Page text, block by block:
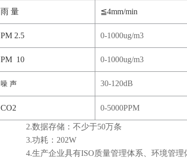
雨 量 ≦4mm/min
PM 2.5 0-1000ug/m3
PM 10 0-1000ug/m3
噪 声 30-120dB
CO2 0-5000PPM
2.数据存储：不少于50万条
3.功耗：202W
4.生产企业具有ISO质量管理体系、环境管理